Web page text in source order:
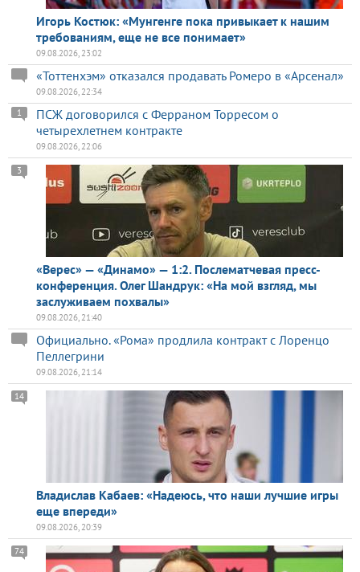
Игорь Костюк: «Мунгенге пока привыкает к нашим
требованиям, еще не все понимает»
09.08.2026, 23:02
«Тоттенхэм» отказался продавать Ромеро в «Арсенал»
09.08.2026, 22:34
ПСЖ договорился с Ферраном Торресом о
четырехлетнем контракте
1
09.08.2026, 22:06
«Верес» — «Динамо» — 1:2. Послематчевая пресс-
конференция. Олег Шандрук: «На мой взгляд, мы
заслуживаем похвалы»
3
09.08.2026, 21:40
Официально. «Рома» продлила контракт с Лоренцо
Пеллегрини
09.08.2026, 21:14
Владислав Кабаев: «Надеюсь, что наши лучшие игры
еще впереди»
14
09.08.2026, 20:39
74